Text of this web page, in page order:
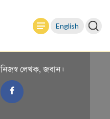
English
নিজস্ব লেখক, জবান।